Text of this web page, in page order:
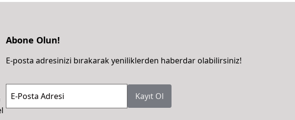
Abone Olun!
E-posta adresinizi bırakarak yeniliklerden haberdar olabilirsiniz!
E-Posta Adresi Kayıt Ol